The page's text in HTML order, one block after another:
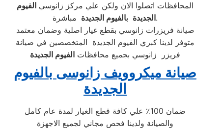
المحافظات اتصلوا الان ولكن علي مركز زانوسي الفيوم
الجديدة بالفيوم الجديدة
مباشرة.
صيانة فريزرات زانوسي بقطع غيار اصلية وضمان معتمد
متوفر لدينا كبري الفيوم الجديدة المتخصصين في صيانة
فريزر زانوسي بجميع محافظات الفيوم الجديدة
صيانة ميكروويف زانوسى بالفيوم
الجديدة
ضمان 100٪ علي كافة قطع الغيار لمدة عام كامل
والصيانة ولدينا فحص مجاني لجميع الاجهزة